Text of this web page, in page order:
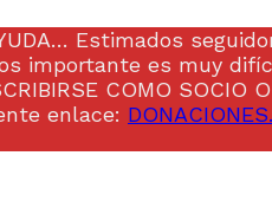
Estimados
importante es muy
COMO SOCIO
enlace: DONACIONES.